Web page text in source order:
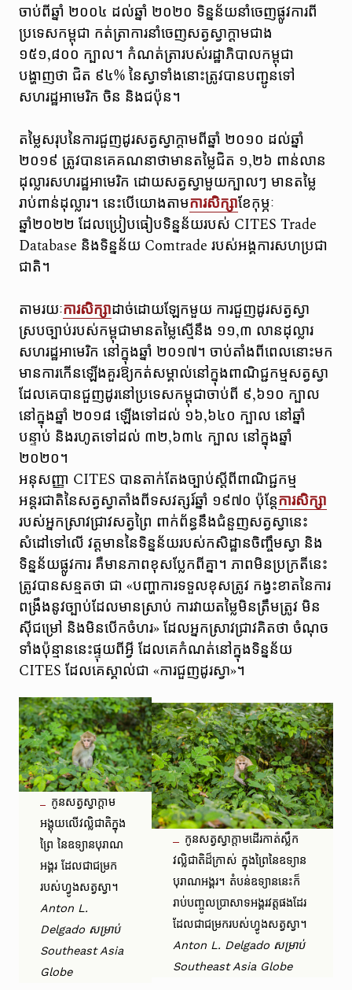
ចាប់ពីឆ្នាំ ២០០៤ ដល់ឆ្នាំ ២០២០ ទិន្នន័យនាំចេញផ្លូវការពី
ប្រទេសកម្ពុជា កត់ត្រាការនាំចេញសត្វស្វាក្តាមជាង
១៥១,៨០០ ក្បាល។ កំណត់ត្រារបស់រដ្ឋាភិបាលកម្ពុជា
បង្ហាញថា ជិត ៩៤% នៃស្វាទាំងនោះត្រូវបានបញ្ជូនទៅ
សហរដ្ឋអាមេរិក ចិន និងជប៉ុន។
តម្លៃសរុបនៃការជួញដូរសត្វស្វាក្តាមពីឆ្នាំ ២០១០ ដល់ឆ្នាំ
២០១៩ ត្រូវបានគេគណនាថាមានតម្លៃជិត ១,២៦ ពាន់លាន
ដុល្លារសហរដ្ឋអាមេរិក ដោយសត្វស្វាមួយក្បាលៗ មានតម្លៃ
រាប់ពាន់ដុល្លារ។ នេះបើយោងតាមការសិក្សាខែកុម្ភៈ
ឆ្នាំ២០២២ ដែលប្រៀបធៀបទិន្នន័យរបស់ CITES Trade
Database និងទិន្នន័យ Comtrade របស់អង្គការសហប្រជា
ជាតិ។
តាមរយៈការសិក្សាដាច់ដោយឡែកមួយ ការជួញដូរសត្វស្វា
ស្របច្បាប់របស់កម្ពុជាមានតម្លៃស្មើនឹង ១១,៣ លានដុល្លារ
សហរដ្ឋអាមេរិក នៅក្នុងឆ្នាំ ២០១៧។ ចាប់តាំងពីពេលនោះមក
មានការកើនឡើងគួរឱ្យកត់សម្គាល់នៅក្នុងពាណិជ្ជកម្មសត្វស្វា
ដែលគេបានជួញដូរនៅប្រទេសកម្ពុជាចាប់ពី ៩,៦១០ ក្បាល
នៅក្នុងឆ្នាំ ២០១៨ ឡើងទៅដល់ ១៦,៦៤០ ក្បាល នៅឆ្នាំ
បន្ទាប់ និងរហូតទៅដល់ ៣២,៦៣៤ ក្បាល នៅក្នុងឆ្នាំ
២០២០។
អនុសញ្ញា CITES បានតាក់តែងច្បាប់ស្តីពីពាណិជ្ជកម្ម
អន្តរជាតិនៃសត្វស្វាតាំងពីទសវត្សរ៍ឆ្នាំ ១៩៧០ ប៉ុន្តែការសិក្សា
របស់អ្នកស្រាវជ្រាវសត្វព្រៃ ពាក់ព័ន្ធនឹងជំនួញសត្វស្វានេះ
សំដៅទៅលើ វត្តមាននៃទិន្នន័យរបស់កសិដ្ឋានចិញ្ចឹមស្វា និង
ទិន្នន័យផ្លូវការ គឺមានភាពខុសប្លែកពីគ្នា។ ភាពមិនប្រក្រតីនេះ
ត្រូវបានសន្មតថា ជា «បញ្ហាការទទួលខុសត្រូវ កង្វះខាតនៃការ
ពង្រឹងនូវច្បាប់ដែលមានស្រាប់ ការវាយតម្លៃមិនត្រឹមត្រូវ មិន
ស៊ីជម្រៅ និងមិនបើកចំហរ» ដែលអ្នកស្រាវជ្រាវគិតថា ចំណុច
ទាំងប៉ុន្មាននេះផ្ទុយពីអ្វី ដែលគេកំណត់នៅក្នុងទិន្នន័យ
CITES ដែលគេស្គាល់ជា «ការជួញដូរស្វា»។
កូនសត្វស្វាក្តាម
អង្គុយលើវល្លិជាតិក្នុង
ព្រៃ នៃឧទ្យានបុរាណ
អង្គរ ដែលជាជម្រក
របស់ហ្វូងសត្វស្វា។
Anton L.
Delgado សម្រាប់
Southeast Asia
Globe
កូនសត្វស្វាក្តាមដើរកាត់ស្លឹក
វល្លិជាតិដ៏ក្រាស់ ក្នុងព្រៃនៃឧទ្យាន
បុរាណអង្គរ។ តំបន់ឧទ្យាននេះក៏
រាប់បញ្ចូលប្រាសាទអង្គរវត្តផងដែរ
ដែលជាជម្រករបស់ហ្វូងសត្វស្វា។
Anton L. Delgado សម្រាប់
Southeast Asia Globe